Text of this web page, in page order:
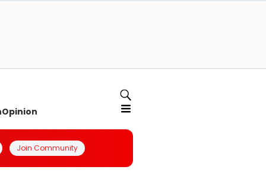
Opinion
Join Community